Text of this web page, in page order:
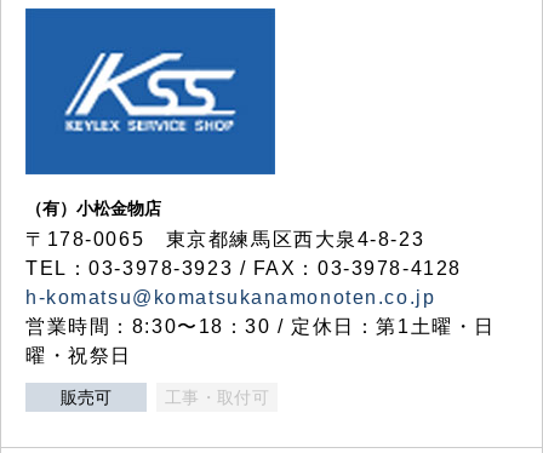
（有）小松金物店
〒178-0065 東京都練馬区西大泉4-8-23
TEL：03-3978-3923 / FAX：03-3978-4128
h-komatsu@komatsukanamonoten.co.jp
営業時間：8:30〜18：30 / 定休日：第1土曜・日
曜・祝祭日
販売可 工事・取付可